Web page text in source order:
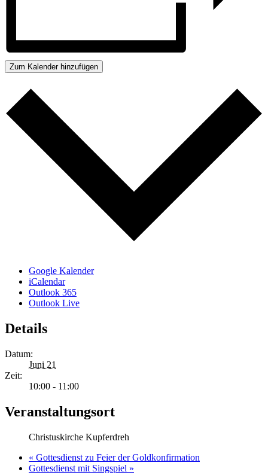
Zum Kalender hinzufügen
Google Kalender
iCalendar
Outlook 365
Outlook Live
Details
Datum:
Juni 21
Zeit:
10:00 - 11:00
Veranstaltungsort
Christuskirche Kupferdreh
« Gottesdienst zu Feier der Goldkonfirmation
Gottesdienst mit Singspiel »